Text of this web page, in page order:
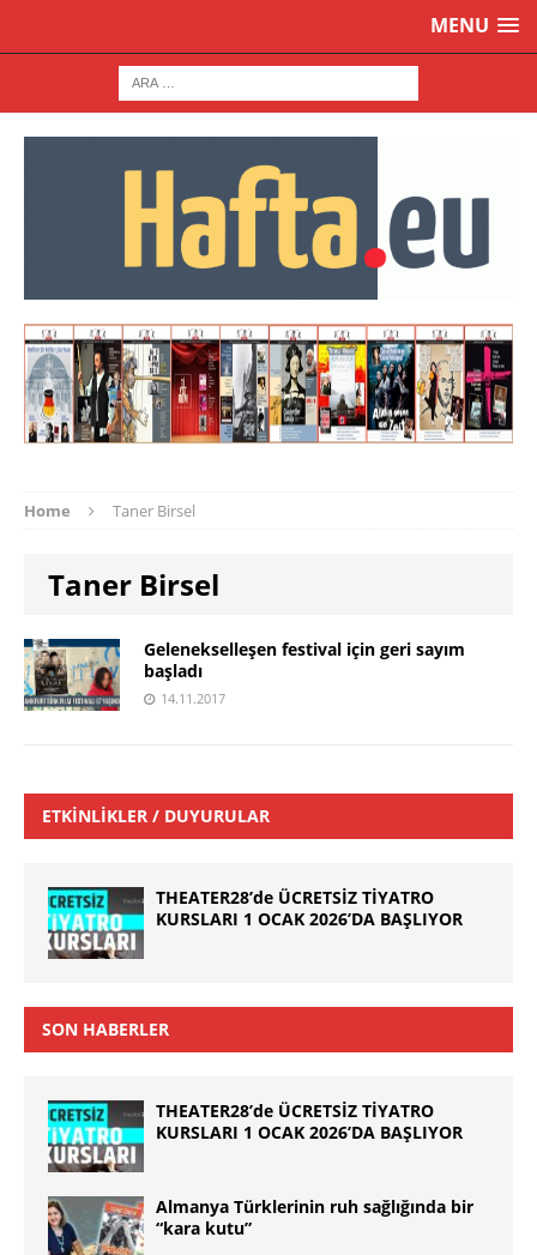
MENU
Home Taner Birsel
Taner Birsel
Gelenekselleşen festival için geri sayım
başladı
14.11.2017
ETKINLIKLER / DUYURULAR
THEATER28’de ÜCRETSİZ TİYATRO
KURSLARI 1 OCAK 2026’DA BAŞLIYOR
SON HABERLER
THEATER28’de ÜCRETSİZ TİYATRO
KURSLARI 1 OCAK 2026’DA BAŞLIYOR
Almanya Türklerinin ruh sağlığında bir
“kara kutu”